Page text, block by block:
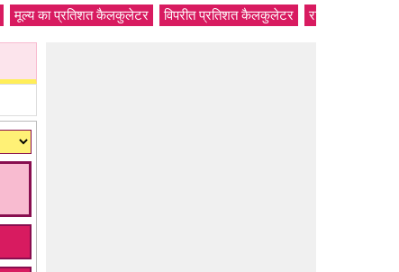
मूल्य का प्रतिशत कैलकुलेटर विपरीत प्रतिशत कैलकुलेटर राशि प्रतिशत